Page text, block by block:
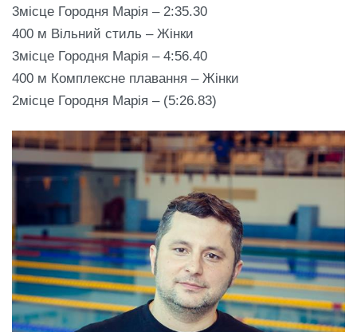
3місце Городня Марія – 2:35.30
400 м Вільний стиль – Жінки
3місце Городня Марія – 4:56.40
400 м Комплексне плавання – Жінки
2місце Городня Марія – (5:26.83)